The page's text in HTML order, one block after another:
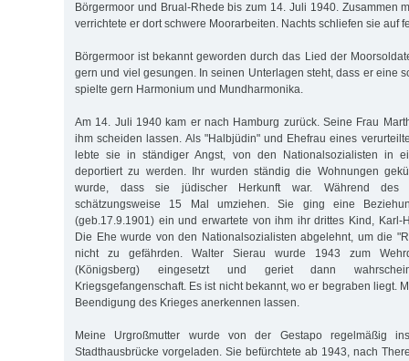
Börgermoor und Brual-Rhede bis zum 14. Juli 1940. Zusammen
verrichtete er dort schwere Moorarbeiten. Nachts schliefen sie auf
Börgermoor ist bekannt geworden durch das Lied der
gern und viel gesungen. In seinen Unterlagen steht, dass er eine
spielte gern Harmonium und Mundharmonika.
Am 14. Juli 1940 kam er nach Hamburg zurück. Seine Frau
ihm scheiden lassen. Als "Halbjüdin" und Ehefrau eines
lebte sie in ständiger Angst, von den Nationalsozialisten in
deportiert zu werden. Ihr wurden ständig die Wohnungen
wurde, dass sie jüdischer Herkunft war. Während des
schätzungsweise 15 Mal umziehen. Sie ging eine
(geb.17.9.1901) ein und erwartete von ihm ihr drittes Kind, Karl-
Die Ehe wurde von den Nationalsozialisten abgelehnt, um die
nicht zu gefährden. Walter Sierau wurde 1943 zum
(Königsberg) eingesetzt und geriet dann
Kriegsgefangenschaft. Es ist nicht bekannt, wo er begraben liegt.
Beendigung des Krieges anerkennen lassen.
Meine Urgroßmutter wurde von der Gestapo regelmäßig
Stadthausbrücke vorgeladen. Sie befürchtete ab 1943, nach